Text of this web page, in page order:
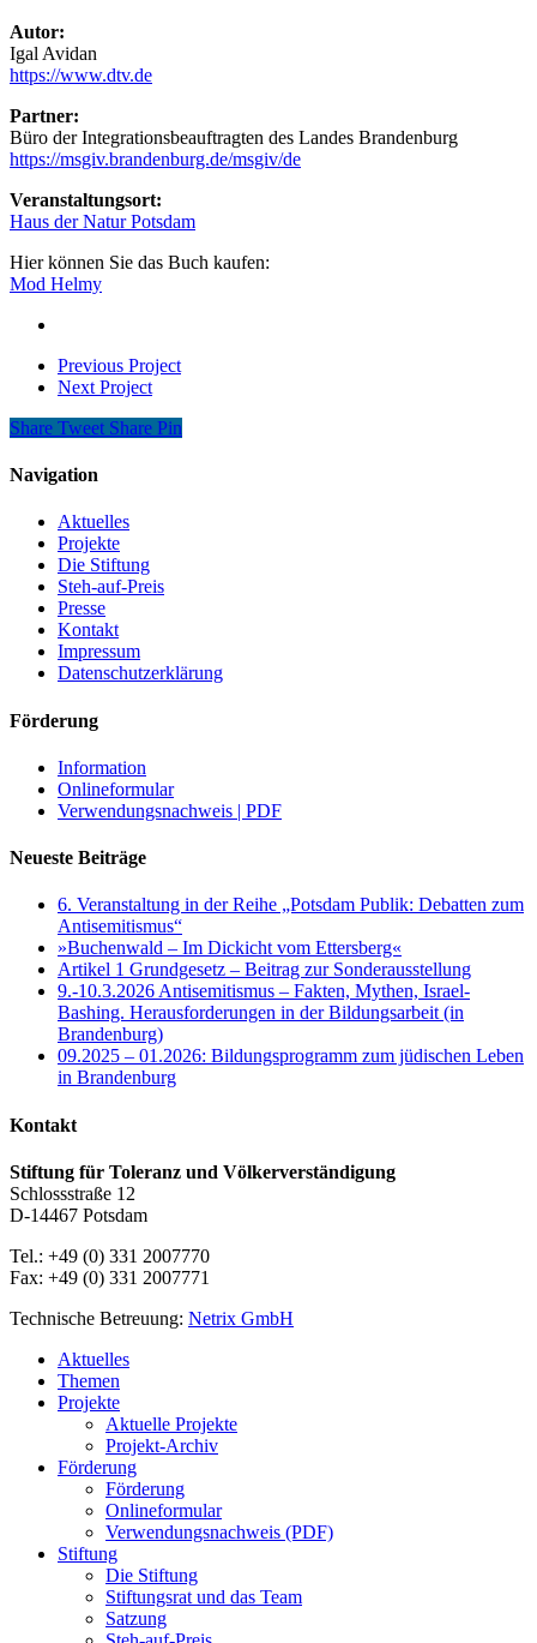
Autor:
Igal Avidan
https://www.dtv.de
Partner:
Büro der Integrationsbeauftragten des Landes Brandenburg
https://msgiv.brandenburg.de/msgiv/de
Veranstaltungsort:
Haus der Natur Potsdam
Hier können Sie das Buch kaufen:
Mod Helmy
Previous Project
Next Project
Share Tweet Share Pin
Navigation
Aktuelles
Projekte
Die Stiftung
Steh-auf-Preis
Presse
Kontakt
Impressum
Datenschutzerklärung
Förderung
Information
Onlineformular
Verwendungsnachweis | PDF
Neueste Beiträge
6. Veranstaltung in der Reihe „Potsdam Publik: Debatten zum
Antisemitismus“
»Buchenwald – Im Dickicht vom Ettersberg«
Artikel 1 Grundgesetz – Beitrag zur Sonderausstellung
9.-10.3.2026 Antisemitismus – Fakten, Mythen, Israel-
Bashing. Herausforderungen in der Bildungsarbeit (in
Brandenburg)
09.2025 – 01.2026: Bildungsprogramm zum jüdischen Leben
in Brandenburg
Kontakt
Stiftung für Toleranz und Völkerverständigung
Schlossstraße 12
D-14467 Potsdam
Tel.: +49 (0) 331 2007770
Fax: +49 (0) 331 2007771
Technische Betreuung: Netrix GmbH
Close
Menu
Aktuelles
Themen
Projekte
Aktuelle Projekte
Projekt-Archiv
Förderung
Förderung
Onlineformular
Verwendungsnachweis (PDF)
Stiftung
Die Stiftung
Stiftungsrat und das Team
Satzung